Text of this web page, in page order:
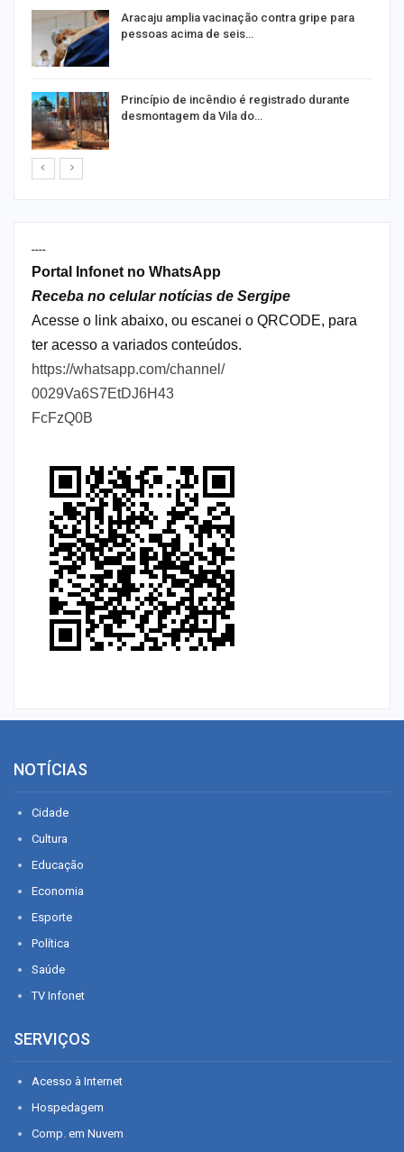
Aracaju amplia vacinação contra gripe para
pessoas acima de seis…
Princípio de incêndio é registrado durante
desmontagem da Vila do…
----
Portal Infonet no WhatsApp
Receba no celular notícias de Sergipe
Acesse o link abaixo, ou escanei o QRCODE, para
ter acesso a variados conteúdos.
https://whatsapp.com/channel/
0029Va6S7EtDJ6H43
FcFzQ0B
NOTÍCIAS
Cidade
Cultura
Educação
Economia
Esporte
Política
Saúde
TV Infonet
SERVIÇOS
Acesso à Internet
Hospedagem
Comp. em Nuvem